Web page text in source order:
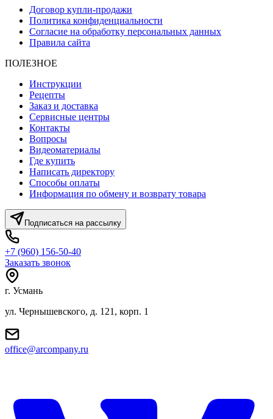
Договор купли-продажи
Политика конфиденциальности
Согласие на обработку персональных данных
Правила сайта
ПОЛЕЗНОЕ
Инструкции
Рецепты
Заказ и доставка
Сервисные центры
Контакты
Вопросы
Видеоматериалы
Где купить
Написать директору
Способы оплаты
Информация по обмену и возврату товара
Подписаться на рассылку
+7 (960) 156-50-40
Заказать звонок
г. Усмань
ул. Чернышевского, д. 121, корп. 1
office@arcompany.ru